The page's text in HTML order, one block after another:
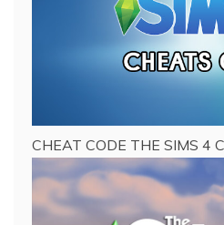
CHEAT CODE THE SIMS 4